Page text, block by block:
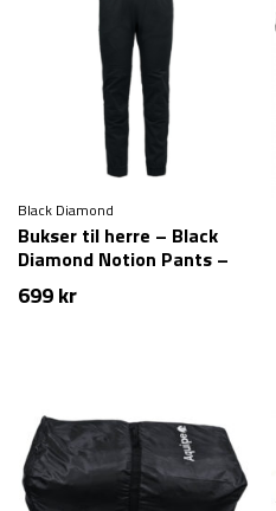
Black Diamond
Bukser til herre – Black
Diamond Notion Pants –
Sort
699kr